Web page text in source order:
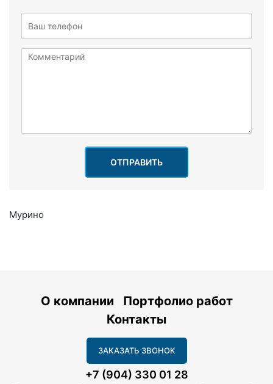
ОТПРАВИТЬ
Мурино
О компании
Портфолио работ
Контакты
ЗАКАЗАТЬ ЗВОНОК
+7 (904) 330 01 28